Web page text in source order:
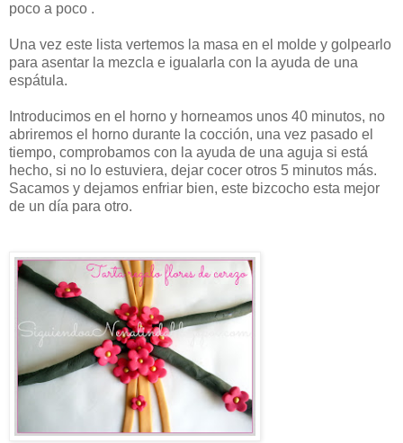
poco a poco .
Una vez este lista vertemos la masa en el molde y golpearlo
para asentar la mezcla e igualarla con la ayuda de una
espátula.
Introducimos en el horno y horneamos unos 40 minutos, no
abriremos el horno durante la cocción, una vez pasado el
tiempo, comprobamos con la ayuda de una aguja si está
hecho, si no lo estuviera, dejar cocer otros 5 minutos más.
Sacamos y dejamos enfriar bien, este bizcocho esta mejor
de un día para otro.